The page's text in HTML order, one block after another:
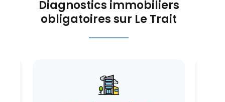
Diagnostics immobiliers
obligatoires sur Le Trait